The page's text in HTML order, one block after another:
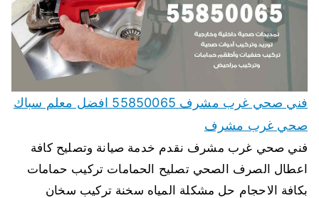
فني صحي غرب مشرف 55850065 افضل معلم سباك
صحي غرب مشرف
فني صحي غرب مشرف نقدم خدمة صيانة وتصليح كافة
اعطال الصرف الصحي تصليح الحمامات تركيب حمامات
بكافة الاحجام حل مشكلة المياه سخنة تركيب سخان